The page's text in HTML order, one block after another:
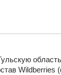
Wildberries